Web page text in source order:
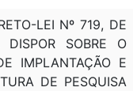
LEI Nº 719, DE
SOBRE O
IMPLANTAÇÃO E
DE PESQUISA